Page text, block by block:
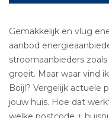
Gemakkelijk en vlug
aanbod
stroomaanbieders
groeit. Maar waar vind
Boijl? Vergelijk actuele
jouw huis. Hoe dat